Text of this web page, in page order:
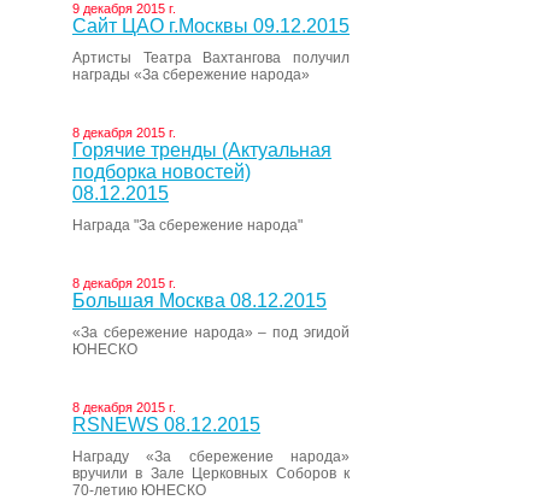
9 декабря 2015 г.
Сайт ЦАО г.Москвы 09.12.2015
Артисты Театра Вахтангова получил
награды «За сбережение народа»
8 декабря 2015 г.
Горячие тренды (Актуальная
подборка новостей)
08.12.2015
Награда "За сбережение народа"
8 декабря 2015 г.
Большая Москва 08.12.2015
«За сбережение народа» – под эгидой
ЮНЕСКО
8 декабря 2015 г.
RSNEWS 08.12.2015
Награду «За сбережение народа»
вручили в Зале Церковных Соборов к
70-летию ЮНЕСКО